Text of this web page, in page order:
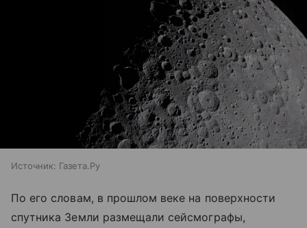
Источник: Газета.Ру
По его словам, в прошлом веке на поверхности
спутника Земли размещали сейсмографы,